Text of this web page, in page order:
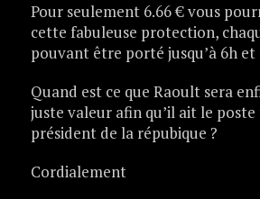
Pour seulement 6.66 € vous
cette fabuleuse protection,
pouvant être porté jusqu’à 6h et
Quand est ce que Raoult sera
juste valeur afin qu’il ait le
président de la répubique ?
Cordialement